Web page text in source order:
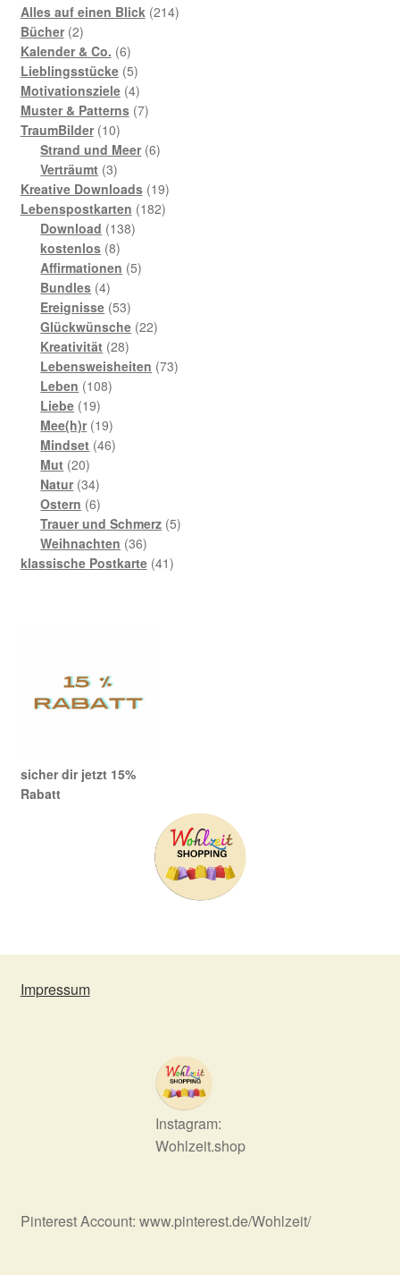
Alles auf einen Blick 214214
Bücher 22
Produkte
Kalender & Co. 66
Produkte
Lieblingsstücke 55
Produkte
Motivationsziele 44
Produkte
Muster & Patterns 77
TraumBilder 1010
Produkte
Strand und Meer 66
Verträumt 33
Produkte
Kreative Downloads 1919
Produkte
Lebenspostkarten 182182
Download 138138
kostenlos 88
Produkte
Affirmationen 55
Bundles 44
Produkte
Ereignisse 5353
Produkte
Glückwünsche 2222
Kreativität 2828
Produkte
Lebensweisheiten 7373
Leben 108108
Liebe 1919
Produkte
Mee(h)r 1919
Produkte
Mindset 4646
Mut 2020
Produkte
Natur 3434
Produkte
Ostern 66
Produkte
Trauer und Schmerz 55
Weihnachten 3636
Produkte
klassische Postkarte 4141
sicher dir jetzt 15%
Rabatt
Impressum
Instagram:
Wohlzeit.shop
Pinterest Account: www.pinterest.de/Wohlzeit/